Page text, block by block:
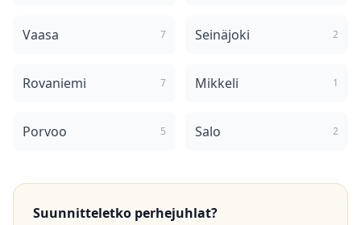
Vaasa 7 Seinäjoki 2
Rovaniemi 7 Mikkeli 1
Porvoo 5 Salo 2
Suunnitteletko perhejuhlat?